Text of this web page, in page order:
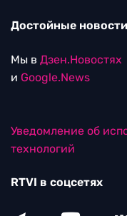
Достойные новости
Мы в Дзен.Новостях
и Google.News
Уведомление об
технологий
RTVI в соцсетях